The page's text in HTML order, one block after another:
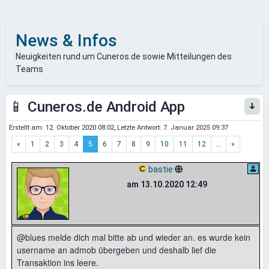
News & Infos
Neuigkeiten rund um Cuneros.de sowie Mitteilungen des
Teams
📱 Cuneros.de Android App
Erstellt am: 12. Oktober 2020 08:02, Letzte Antwort: 7. Januar 2025 09:37
« 1 2 3 4 5 6 7 8 9 10 11 12 … »
bastie
am 13.10.2020 12:49
@blues melde dich mal bitte ab und wieder an. es wurde kein
username an admob übergeben und deshalb lief die
Transaktion ins leere.